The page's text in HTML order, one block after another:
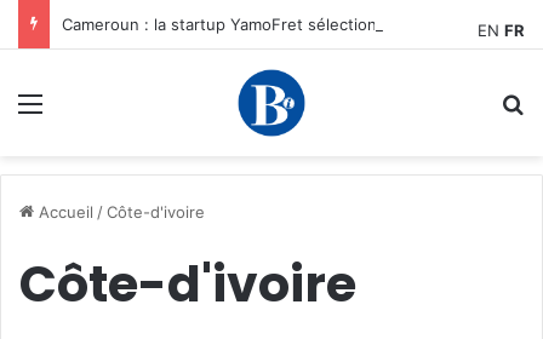
Cameroun : la startup YamoFret sélectionnée au programme HEC Challenge+ Afrique pour accélérer la transformation du fret en Afrique centrale
Accueil /Côte-d'ivoire
Côte-d'ivoire
EN FR